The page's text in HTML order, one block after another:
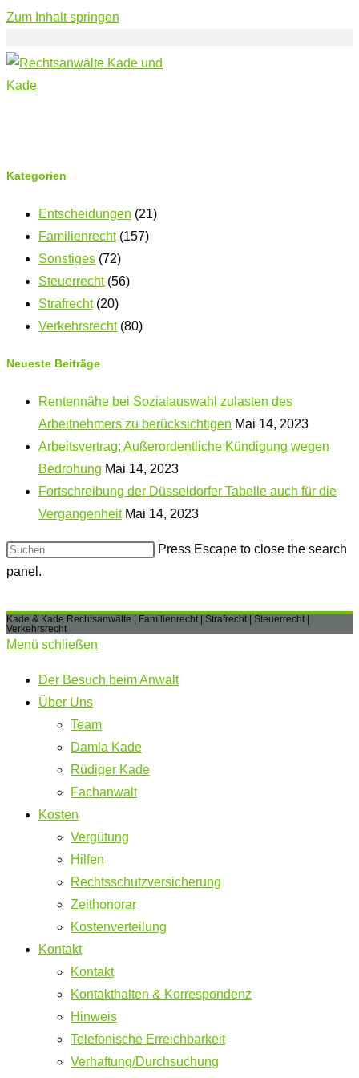
Zum Inhalt springen
Kategorien
Entscheidungen (21)
Familienrecht (157)
Sonstiges (72)
Steuerrecht (56)
Strafrecht (20)
Verkehrsrecht (80)
Neueste Beiträge
Rentennähe bei Sozialauswahl zulasten des
Arbeitnehmers zu berücksichtigen Mai 14, 2023
Arbeitsvertrag; Außerordentliche Kündigung wegen
Bedrohung Mai 14, 2023
Fortschreibung der Düsseldorfer Tabelle auch für die
Vergangenheit Mai 14, 2023
Press Escape to close the search
panel.
Kade & Kade Rechtsanwälte | Familienrecht | Strafrecht | Steuerrecht |
Verkehrsrecht
Menü schließen
Der Besuch beim Anwalt
Über Uns
Team
Damla Kade
Rüdiger Kade
Fachanwalt
Kosten
Vergütung
Hilfen
Rechtsschutzversicherung
Zeithonorar
Kostenverteilung
Kontakt
Kontakt
Kontakthalten & Korrespondenz
Hinweis
Telefonische Erreichbarkeit
Verhaftung/Durchsuchung